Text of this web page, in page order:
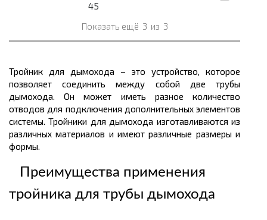
45
Показать ещё 3 из 3
Тройник для дымохода – это устройство, которое
позволяет соединить между собой две трубы
дымохода. Он может иметь разное количество
отводов для подключения дополнительных элементов
системы. Тройники для дымохода изготавливаются из
различных материалов и имеют различные размеры и
формы.
Преимущества применения
тройника для трубы дымохода